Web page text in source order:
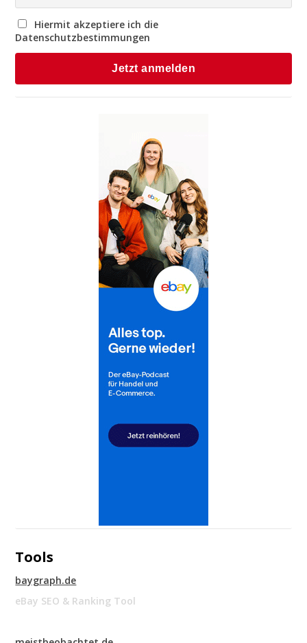
Hiermit akzeptiere ich die
Datenschutzbestimmungen
Tools
baygraph.de
eBay SEO & Ranking Tool